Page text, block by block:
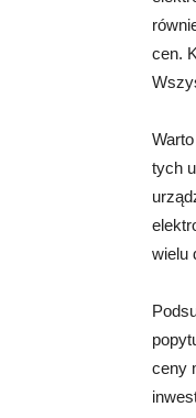
cen.
tych
wielu
ceny